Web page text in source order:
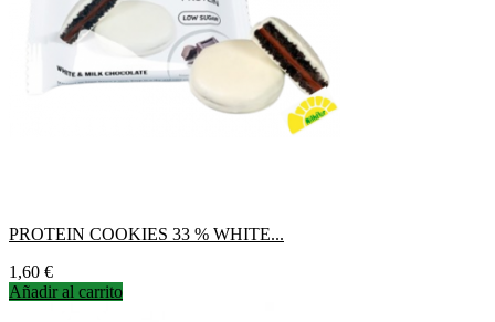
PROTEIN COOKIES 33 % WHITE...
Precio
1,60 €
Añadir al carrito